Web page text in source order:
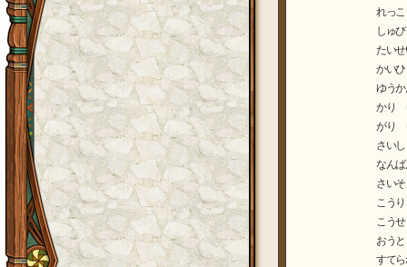
れっ
しゅ
たい
かい
ゆう
かり
がり
さい
なん
さい
こう
こう
おう
すて